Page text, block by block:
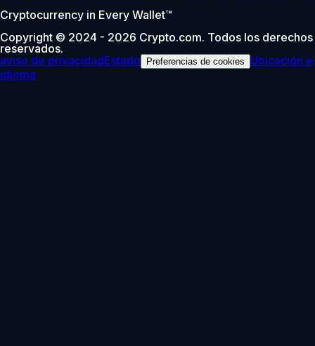
Cryptocurrency in Every Wallet™
Copyright © 2024 - 2026 Crypto.com. Todos los derechos
reservados.
aviso de privacidadEstado Preferencias de cookies
Ubicación e
idioma